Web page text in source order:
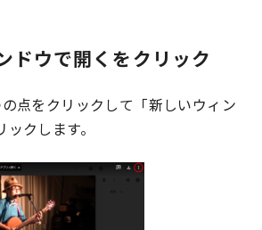
ドウで開くをクリック
点をクリックして「新しいウィン
クします。